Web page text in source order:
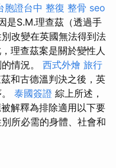
胞證台中 整復 整骨 seo
是S.M.理查茲（透過手
改變在英國無法得到法
理查茲案是關於變性人
情況。 西式外燴 旅行
和古德溫判決之後，英
泰國簽證 綜上所述，
解釋為排除適用以下要
所必需的身體、社會和